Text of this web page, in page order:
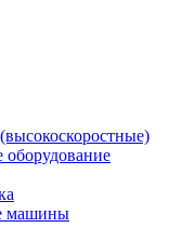
машины